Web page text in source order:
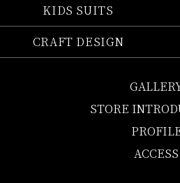
KIDS SUITS
CRAFT DESIGN
STORE
ACCESS